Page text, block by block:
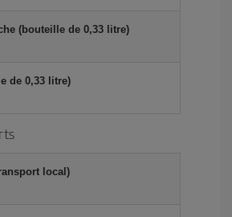
(bouteille de 0,33 litre)
de 0,33 litre)
local)